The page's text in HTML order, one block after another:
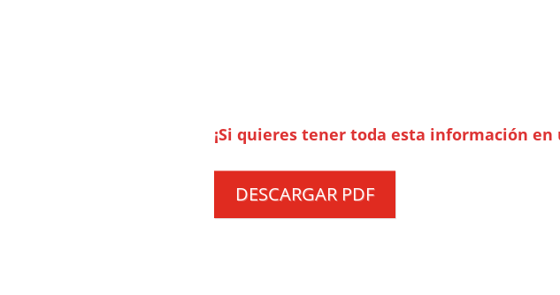
¡Si quieres tener toda esta información en
DESCARGAR PDF